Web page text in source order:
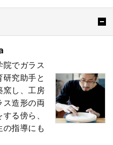
院でガラス
究助手と
窯し、工房
ス造形の両
る傍ら、
の指導にも